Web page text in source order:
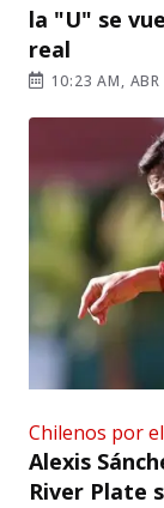
la "U" se
real
10:23 AM,
Chilenos por
Alexis
River Plate